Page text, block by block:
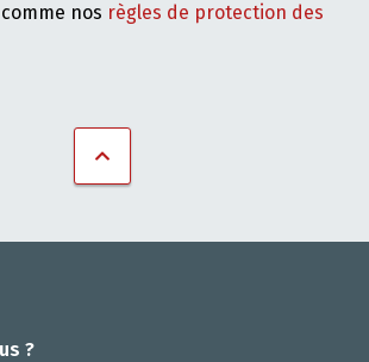
nos règles de protection des
?